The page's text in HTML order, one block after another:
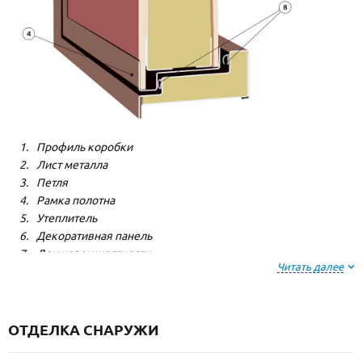
Профиль коробки
Лист металла
Петля
Рамка полотна
Утеплитель
Декоративная панель
Лонжерон жесткости
Читать далее
ОТДЕЛКА СНАРУЖИ